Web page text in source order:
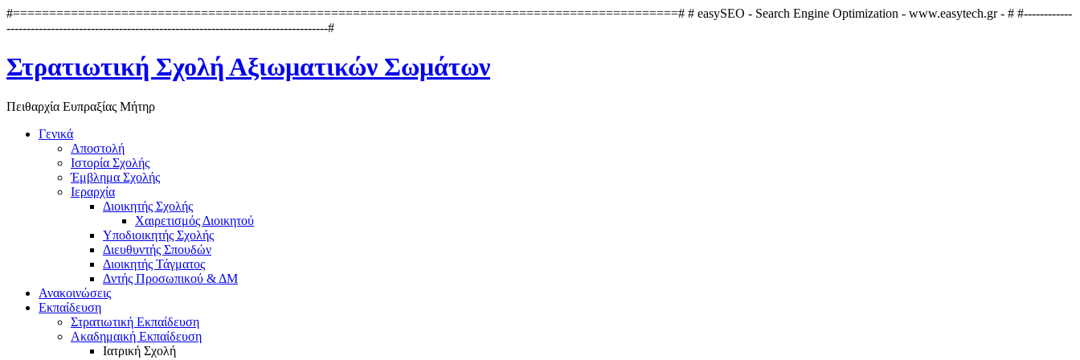
#============================================================================================# # easySEO - Search Engine Optimization - www.easytech.gr - # #------------
--------------------------------------------------------------------------------#
Στρατιωτική Σχολή Αξιωματικών Σωμάτων
Πειθαρχία Ευπραξίας Μήτηρ
Γενικά
Αποστολή
Ιστορία Σχολής
Έμβλημα Σχολής
Ιεραρχία
Διοικητής Σχολής
Χαιρετισμός Διοικητού
Υποδιοικητής Σχολής
Διευθυντής Σπουδών
Διοικητής Τάγματος
Δντής Προσωπικού & ΔΜ
Ανακοινώσεις
Εκπαίδευση
Στρατιωτική Εκπαίδευση
Ακαδημαική Εκπαίδευση
Ιατρική Σχολή